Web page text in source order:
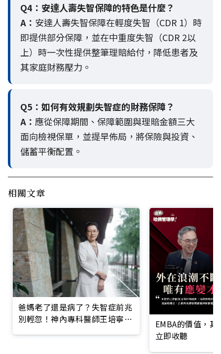
Q4： 安達人壽失智保障的特色是什麼？
A： 安達人壽失智保障在輕度失智（CDR 1）時
即提供部分保障，並在中重度失智（CDR 2以
上）時一次性提供整筆理賠給付，降低患者及
其家庭財務壓力。
Q5： 如何有效規劃失智症的財務保障？
A： 應從保障期間、保障範圍與理賠金額三大
面向檢視保單，並提早佈局，將保險與投資、
儲蓄平衡配置。
相關文章
爸媽老了還是病了？失智症前兆
別輕忽！神內專科醫師王培寧呼
EMBA的價值，
立即收聽